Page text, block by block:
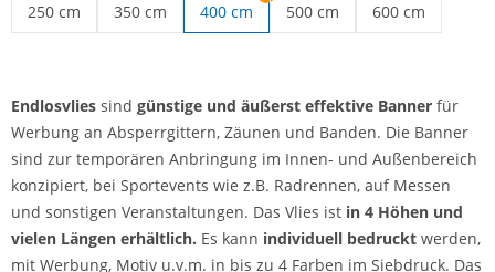
250 cm
350 cm
400 cm
500 cm
600 cm
Endlosvlies sind günstige und äußerst effektive Banner für
Werbung an Absperrgittern, Zäunen und Banden. Die Banner
sind zur temporären Anbringung im Innen- und Außenbereich
konzipiert, bei Sportevents wie z.B. Radrennen, auf Messen
und sonstigen Veranstaltungen. Das Vlies ist in 4 Höhen und
vielen Längen erhältlich. Es kann individuell bedruckt werden,
mit Werbung, Motiv u.v.m. in bis zu 4 Farben im Siebdruck. Das